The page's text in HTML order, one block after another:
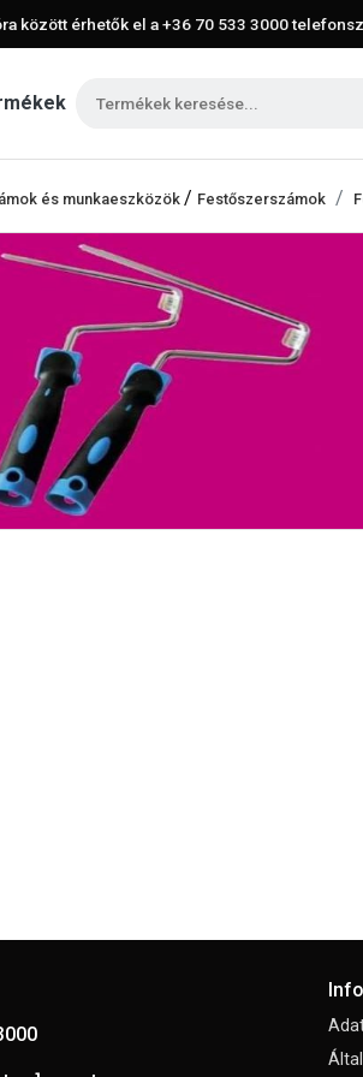
között érhetők el a+36 70 533 3000
és munkaeszközök / Festőszerszámok